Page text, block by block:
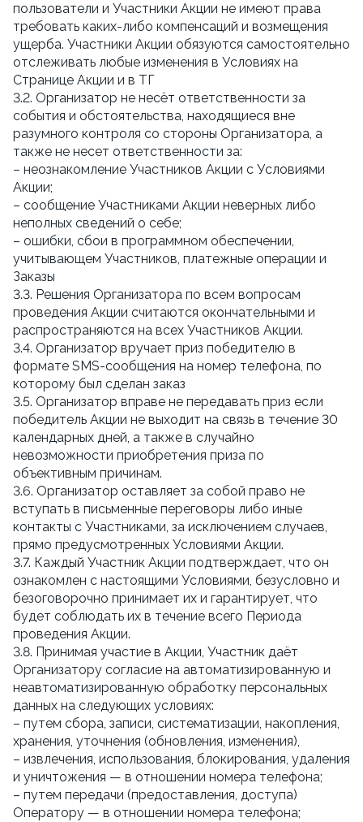
пользователи и Участники Акции не имеют права
требовать каких-либо компенсаций и возмещения
ущерба. Участники Акции обязуются самостоятельно
отслеживать любые изменения в Условиях на
Странице Акции и в ТГ
3.2. Организатор не несёт ответственности за
события и обстоятельства, находящиеся вне
разумного контроля со стороны Организатора, а
также не несет ответственности за:
– неознакомление Участников Акции с Условиями
Акции;
– сообщение Участниками Акции неверных либо
неполных сведений о себе;
– ошибки, сбои в программном обеспечении,
учитывающем Участников, платежные операции и
Заказы
3.3. Решения Организатора по всем вопросам
проведения Акции считаются окончательными и
распространяются на всех Участников Акции.
3.4. Организатор вручает приз победителю в
формате SMS-сообщения на номер телефона, по
которому был сделан заказ
3.5. Организатор вправе не передавать приз если
победитель Акции не выходит на связь в течение 30
календарных дней, а также в случайно
невозможности приобретения приза по
объективным причинам.
3.6. Организатор оставляет за собой право не
вступать в письменные переговоры либо иные
контакты с Участниками, за исключением случаев,
прямо предусмотренных Условиями Акции.
3.7. Каждый Участник Акции подтверждает, что он
ознакомлен с настоящими Условиями, безусловно и
безоговорочно принимает их и гарантирует, что
будет соблюдать их в течение всего Периода
проведения Акции.
3.8. Принимая участие в Акции, Участник даёт
Организатору согласие на автоматизированную и
неавтоматизированную обработку персональных
данных на следующих условиях:
– путем сбора, записи, систематизации, накопления,
хранения, уточнения (обновления, изменения),
– извлечения, использования, блокирования, удаления
и уничтожения — в отношении номера телефона;
– путем передачи (предоставления, доступа)
Оператору — в отношении номера телефона;